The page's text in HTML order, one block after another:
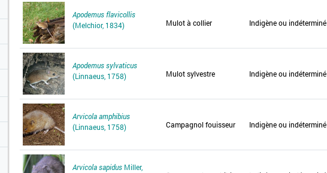
Apodemus flavicollis
(Melchior, 1834)
Mulot à collier Indigène ou indéterminé
Apodemus sylvaticus
(Linnaeus, 1758)
Mulot sylvestre Indigène ou indéterminé
Arvicola amphibius
(Linnaeus, 1758)
Campagnol fouisseur Indigène ou indéterminé
Arvicola sapidus Miller,